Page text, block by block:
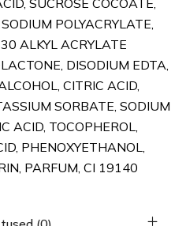
SUCROSE COCOATE,
POLYACRYLATE,
ALKYL ACRYLATE
DISODIUM EDTA,
CITRIC ACID,
SORBATE, SODIUM
ACID, TOCOPHEROL,
PHENOXYETHANOL,
PARFUM, CI 19140